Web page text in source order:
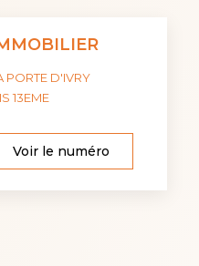
PORTE D'IVRY
13EME
Voir le numéro